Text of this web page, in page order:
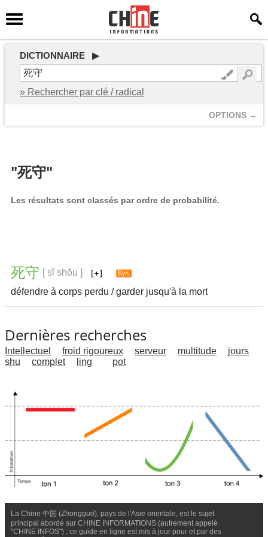
DICTIONNAIRE ▶
» Rechercher par clé / radical
OPTIONS →
"死守"
Les résultats sont classés par ordre de probabilité.
死守 [ sǐ shǒu ]
défendre à corps perdu / garder jusqu'à la mort
Dernières recherches
Intellectuel froid rigoureux serveur multitude
jours
shu
complet ling pot
La Chine 中国 (Zhongguó), pays de l'Asie orientale, est le sujet
principal abordé sur CHINE INFORMATIONS (autrement appelé
"CHINE INFOS") ; ce guide en ligne est mis à jour pour et par des